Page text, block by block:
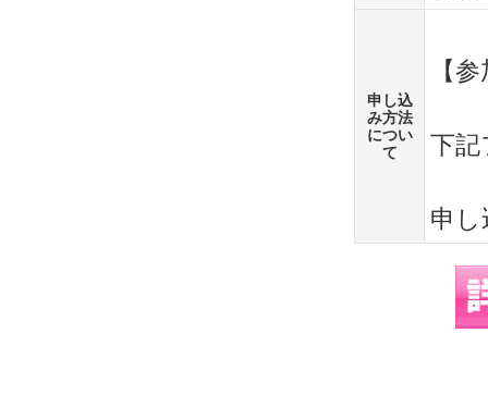
申し込
み方法
につい
て
【
下記
申